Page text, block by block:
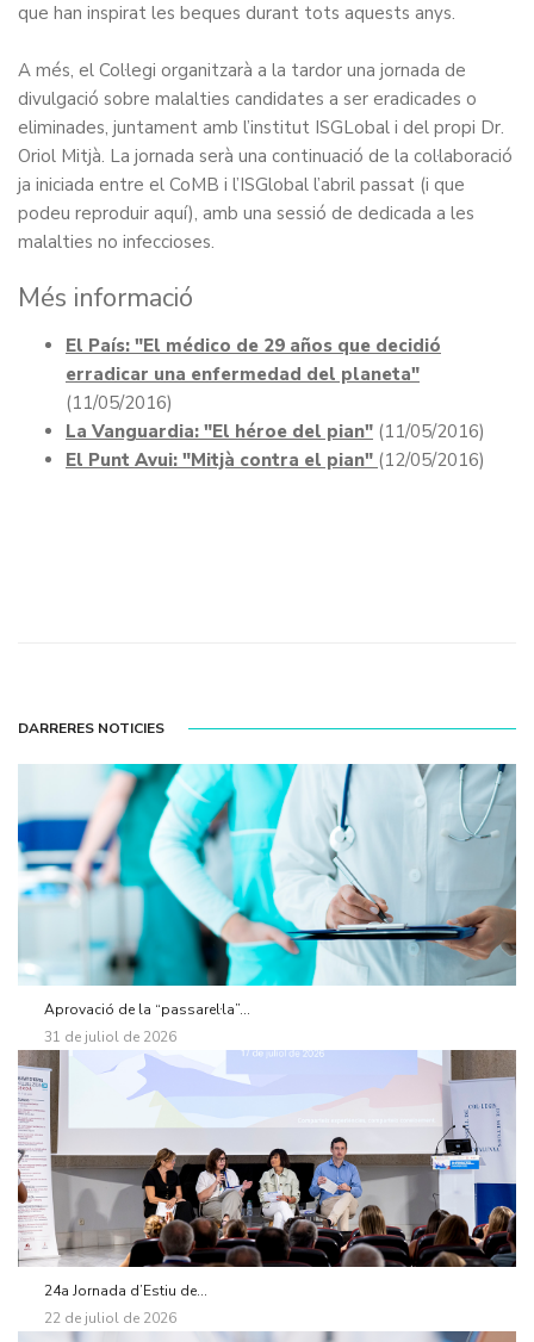
que han inspirat les beques durant tots aquests anys.
A més, el Col·legi organitzarà a la tardor una jornada de
divulgació sobre malalties candidates a ser eradicades o
eliminades, juntament amb l’institut ISGLobal i del propi Dr.
Oriol Mitjà. La jornada serà una continuació de la col·laboració
ja iniciada entre el CoMB i l’ISGlobal l’abril passat (i que
podeu reproduir aquí), amb una sessió de dedicada a les
malalties no infeccioses.
Més informació
El País: "El médico de 29 años que decidió
erradicar una enfermedad del planeta"
(11/05/2016)
La Vanguardia: "El héroe del pian" (11/05/2016)
El Punt Avui: "Mitjà contra el pian" (12/05/2016)
DARRERES NOTICIES
Aprovació de la “passarel·la”...
31 de juliol de 2026
24a Jornada d’Estiu de...
22 de juliol de 2026